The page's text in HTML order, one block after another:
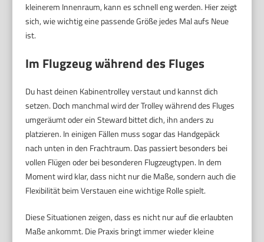
kleinerem Innenraum, kann es schnell eng werden. Hier zeigt
sich, wie wichtig eine passende Größe jedes Mal aufs Neue
ist.
Im Flugzeug während des Fluges
Du hast deinen Kabinentrolley verstaut und kannst dich
setzen. Doch manchmal wird der Trolley während des Fluges
umgeräumt oder ein Steward bittet dich, ihn anders zu
platzieren. In einigen Fällen muss sogar das Handgepäck
nach unten in den Frachtraum. Das passiert besonders bei
vollen Flügen oder bei besonderen Flugzeugtypen. In dem
Moment wird klar, dass nicht nur die Maße, sondern auch die
Flexibilität beim Verstauen eine wichtige Rolle spielt.
Diese Situationen zeigen, dass es nicht nur auf die erlaubten
Maße ankommt. Die Praxis bringt immer wieder kleine